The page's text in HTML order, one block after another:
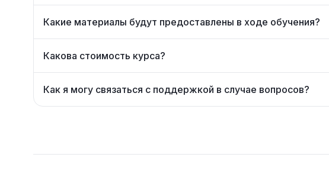
Какие материалы будут предоставлены в ходе обучения?
Какова стоимость курса?
Как я могу связаться с поддержкой в случае вопросов?